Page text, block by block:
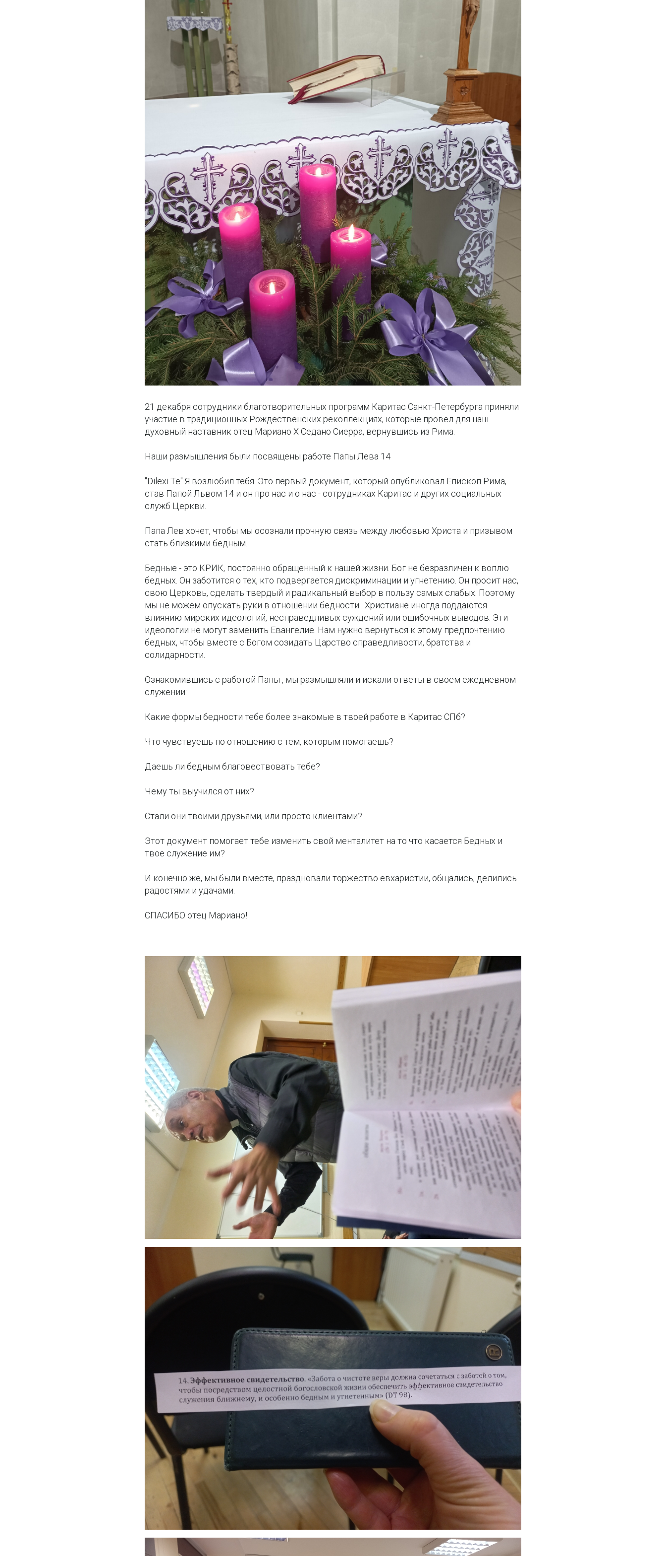
21 декабря сотрудники благотворительных программ Каритас Санкт-Петербурга приняли
участие в традиционных Рождественских реколлекциях, которые провел для наш
духовный наставник отец Мариано Х Седано Сиерра, вернувшись из Рима.
Наши размышления были посвящены работе Папы Лева 14
"Dilexi Te" Я возлюбил тебя. Это первый документ, который опубликовал Епископ Рима,
став Папой Львом 14 и он про нас и о нас - сотрудниках Каритас и других социальных
служб Церкви.
Папа Лев хочет, чтобы мы осознали прочную связь между любовью Христа и призывом
стать близкими бедным.
Бедные - это КРИК, постоянно обращенный к нашей жизни. Бог не безразличен к воплю
бедных. Он заботится о тех, кто подвергается дискриминации и угнетению. Он просит нас,
свою Церковь, сделать твердый и радикальный выбор в пользу самых слабых. Поэтому
мы не можем опускать руки в отношении бедности . Христиане иногда поддаются
влиянию мирских идеологий, несправедливых суждений или ошибочных выводов. Эти
идеологии не могут заменить Евангелие. Нам нужно вернуться к этому предпочтению
бедных, чтобы вместе с Богом созидать Царство справедливости, братства и
солидарности.
Ознакомившись с работой Папы , мы размышляли и искали ответы в своем ежедневном
служении:
Какие формы бедности тебе более знакомые в твоей работе в Каритас СПб?
Что чувствуешь по отношению с тем, которым помогаешь?
Даешь ли бедным благовествовать тебе?
Чему ты выучился от них?
Стали они твоими друзьями, или просто клиентами?
Этот документ помогает тебе изменить свой менталитет на то что касается Бедных и
твое служение им?
И конечно же, мы были вместе, праздновали торжество евхаристии, общались, делились
радостями и удачами.
СПАСИБО отец Мариано!